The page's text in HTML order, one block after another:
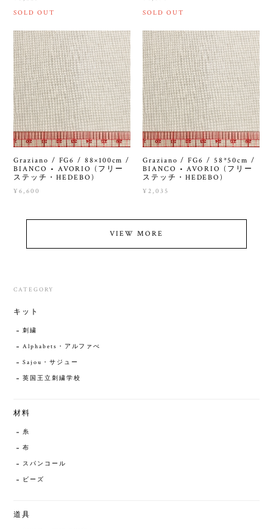
SOLD OUT
SOLD OUT
Graziano / FG6 / 88×100cm /
BIANCO • AVORIO (フリー
ステッチ・HEDEBO)
¥6,600
Graziano / FG6 / 58*50cm /
BIANCO • AVORIO (フリー
ステッチ・HEDEBO)
¥2,035
VIEW MORE
CATEGORY
キット
刺繍
Alphabets・アルファべ
Sajou・サジュー
英国王立刺繍学校
材料
糸
布
スパンコール
ビーズ
道具